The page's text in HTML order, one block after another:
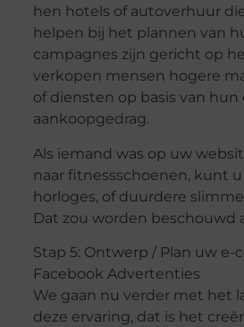
hen hotels of autoverhuur
helpen bij het plannen van
campagnes zijn gericht op
verkopen mensen hogere
of diensten op basis van hun
aankoopgedrag.
Als iemand was op uw
naar fitnessschoenen, kunt
horloges, of duurdere
Dat zou worden beschouwd
Stap 5: Ontwerp / Plan uw e-
Facebook Advertenties
We gaan nu verder met het
deze ervaring, dat is het